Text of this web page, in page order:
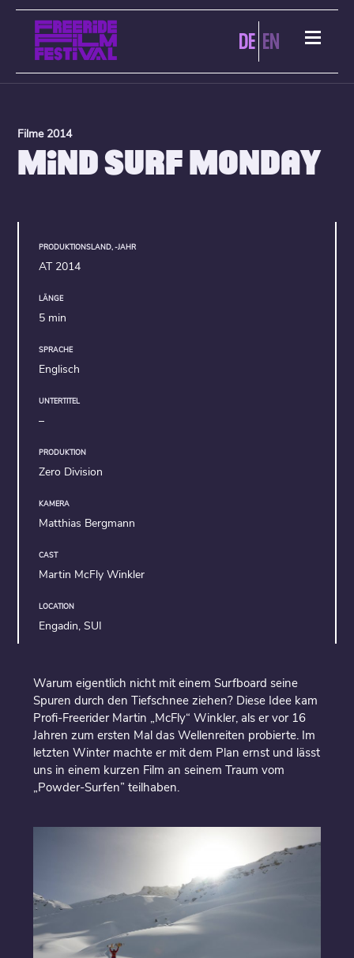
DE EN
Filme 2014
MIND SURF MONDAY
PRODUKTIONSLAND, -JAHR
AT 2014
LÄNGE
5 min
SPRACHE
Englisch
UNTERTITEL
–
PRODUKTION
Zero Division
KAMERA
Matthias Bergmann
CAST
Martin McFly Winkler
LOCATION
Engadin, SUI
Warum eigentlich nicht mit einem Surfboard seine
Spuren durch den Tiefschnee ziehen? Diese Idee kam
Profi-Freerider Martin „McFly“ Winkler, als er vor 16
Jahren zum ersten Mal das Wellenreiten probierte. Im
letzten Winter machte er mit dem Plan ernst und lässt
uns in einem kurzen Film an seinem Traum vom
„Powder-Surfen” teilhaben.